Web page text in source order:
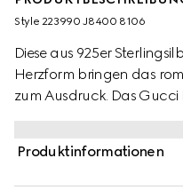
Style ‎223990 J8400 8106
Diese aus 925er
Herzform bringen das
zum Ausdruck. Das
Produktinformationen